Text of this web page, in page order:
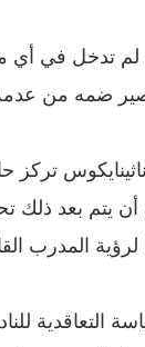
لم تدخل في
ضمه من
تركز
أن يتم بعد ذلك
المدرب
التعاقدية